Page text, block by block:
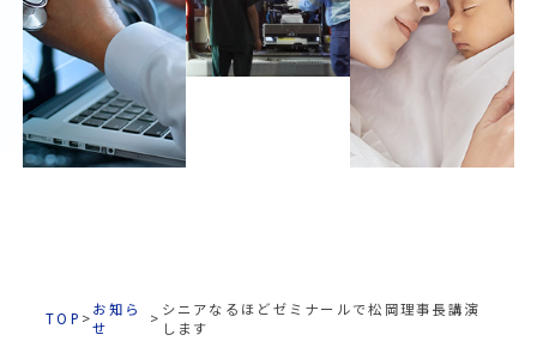
TOP >お知ら
せ
> シニアなるほどゼミナールで松岡理事長講演
します